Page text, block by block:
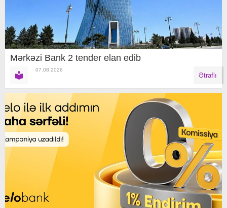
Mərkəzi Bank 2 tender elan edib
07.08.2026
Ətraflı